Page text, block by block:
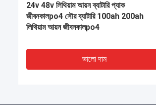
সৌর লিথিয়াম ব্যাটারি 20 কিলোওয়াট 48 ভি 300ah
400ah হোম এনার্জি স্টোরেজ ব্যাটারি ব্যাটারি
সংগ্রাহক
ভালো দাম